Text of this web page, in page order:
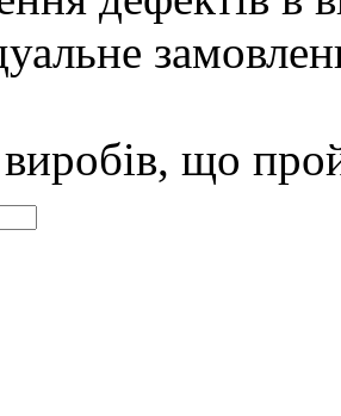
виробів, що